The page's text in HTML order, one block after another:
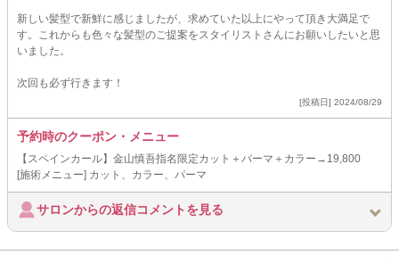
新しい髪型で新鮮に感じましたが、求めていた以上にやって頂き大満足で
す。これからも色々な髪型のご提案をスタイリストさんにお願いしたいと思
いました。
次回も必ず行きます！
[投稿日] 2024/08/29
予約時のクーポン・メニュー
【スペインカール】金山慎吾指名限定カット＋パーマ＋カラー→19,800
[施術メニュー] カット、カラー、パーマ
サロンからの返信コメントを見る